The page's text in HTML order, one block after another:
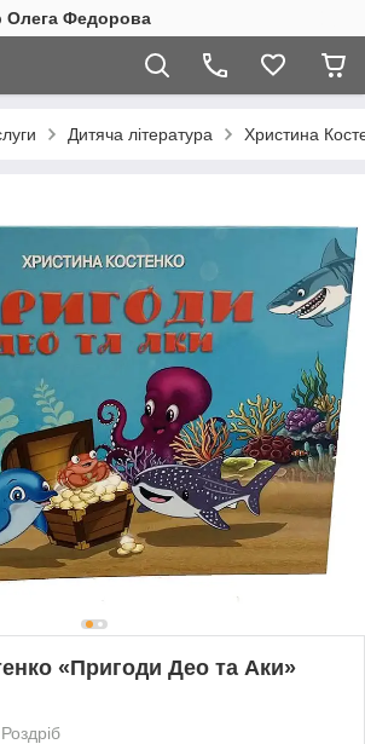
Олега Федорова
Дитяча література Христина
«Пригоди Део та Аки»
Роздріб